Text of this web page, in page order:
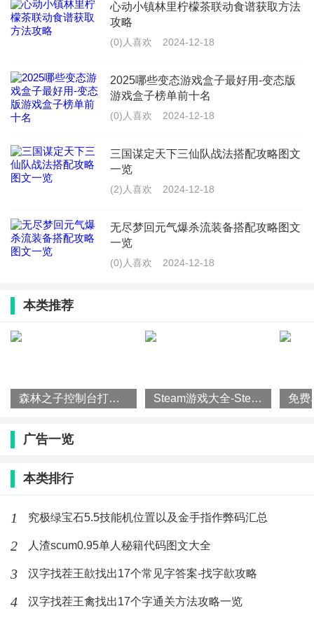
心动小镇林里柠檬茶联动食谱获取方法
攻略
(0)人喜欢 2024-12-18
2025哪些变态游戏盒子最好用-变态版
游戏盒子榜单前十名
(0)人喜欢 2024-12-18
三国谋定天下三仙队战法搭配攻略图文
一览
(2)人喜欢 2024-12-18
无尽梦回元气爆杀流装备搭配攻略图文
一览
(0)人喜欢 2024-12-18
本类推荐
森林之子控制台打开方法攻略一览 Steam游戏大全-Steam平台游戏排行榜
广告一览
本类排行
1 究极绿宝石5.5技能机位置以及金手指作弊码汇总
2 人渣scum0.95单人秘籍代码图文大全
3 汉字找茬王歖找出17个常见字答案-找字歖攻略
4 汉字找茬王禽找出17个字通关方法攻略一览